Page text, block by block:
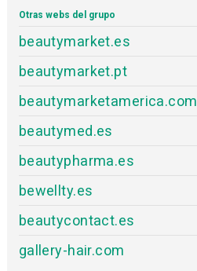
Otras webs del grupo
beautymarket.es
beautymarket.pt
beautymarketamerica.com
beautymed.es
beautypharma.es
bewellty.es
beautycontact.es
gallery-hair.com